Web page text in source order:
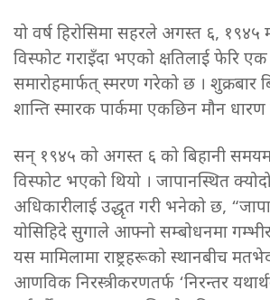
यो वर्ष हिरोसिमा सहरले अगस्त ६, १९४५
विस्फोट गराइँदा भएको क्षतिलाई फेरि एक
समारोहमार्फत् स्मरण गरेको छ । शुक्रबार
शान्ति स्मारक पार्कमा एकछिन मौन
सन् १९४५ को अगस्त ६ को बिहानी
विस्फोट भएको थियो । जापानस्थित
अधिकारीलाई उद्धृत गरी भनेको छ,
योसिहिदे सुगाले आफ्नो सम्बोधनमा
यस मामिलामा राष्ट्रहरूको स्थानबीच
आणविक निरस्त्रीकरणतर्फ ‘निरन्तर